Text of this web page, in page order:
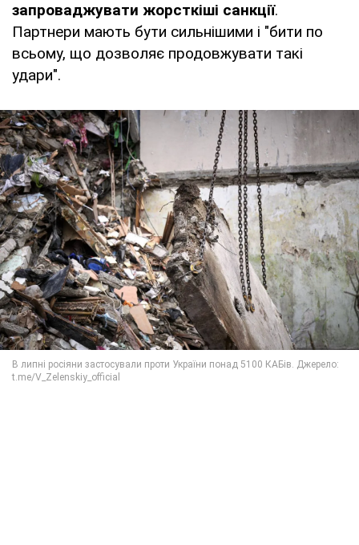
запроваджувати жорсткіші санкції.
Партнери мають бути сильнішими і "бити по
всьому, що дозволяє продовжувати такі
удари".